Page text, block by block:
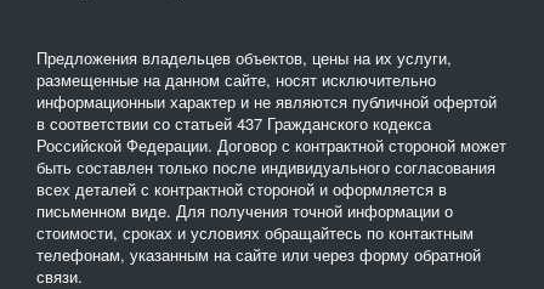
Предложения владельцев объектов, цены на их услуги,
размещенные на данном сайте, носят исключительно
информационныи характер и не являются публичной офертой
в соответствии со статьей 437 Гражданского кодекса
Российской Федерации. Договор с контрактной стороной может
быть составлен только после индивидуального согласования
всех деталей с контрактной стороной и оформляется в
письменном виде. Для получения точной информации о
стоимости, сроках и условиях обращайтесь по контактным
телефонам, указанным на сайте или через форму обратной
связи.